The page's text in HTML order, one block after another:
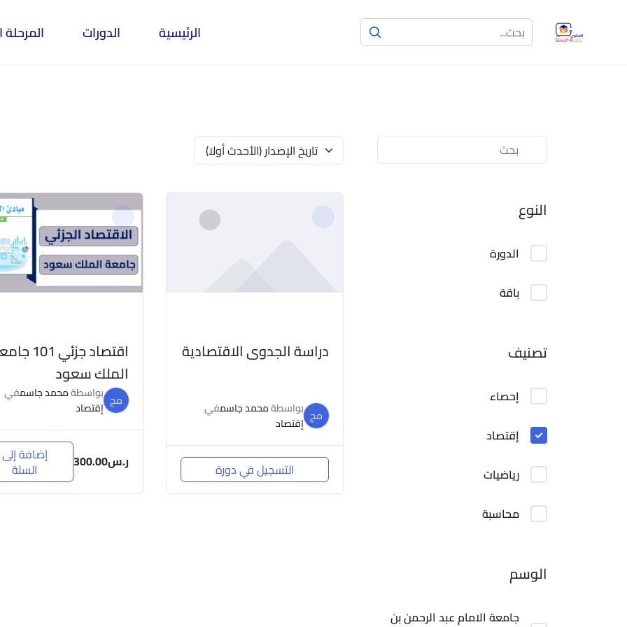
الرئيسية الدورات المرحلة
النوع
الدورة
باقة
تصنيف
إحصاء
إقتصاد
رياضيات
محاسبة
الوسم
جامعة الامام عبد الرحمن بن
دراسة الجدوى الاقتصادية
مج بواسطةمحمد جاسمفي
إقتصاد
التسجيل في دورة
اقتصاد جزئي
الملك سعود
مج بواسطةمحمد جاسمفي
إقتصاد
ر.س300.00 إضافة إلى
السلة